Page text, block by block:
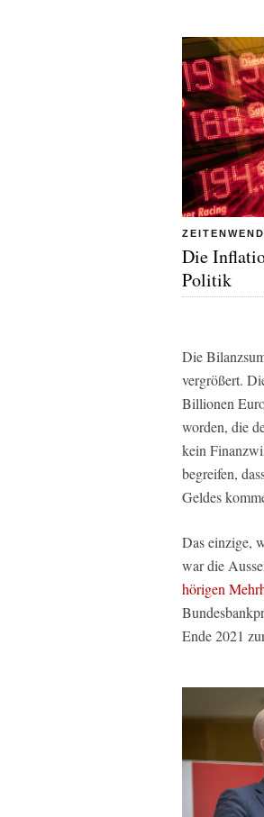
Die
Politik
Die
vergrößert.
Billionen
worden, die
kein
begreifen,
Geldes
Das einzige,
war die
hörigen
Ende 2021